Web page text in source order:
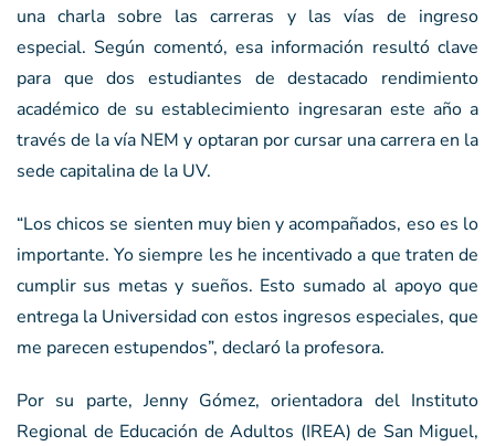
una charla sobre las carreras y las vías de ingreso
especial. Según comentó, esa información resultó clave
para que dos estudiantes de destacado rendimiento
académico de su establecimiento ingresaran este año a
través de la vía NEM y optaran por cursar una carrera en la
sede capitalina de la UV.
“Los chicos se sienten muy bien y acompañados, eso es lo
importante. Yo siempre les he incentivado a que traten de
cumplir sus metas y sueños. Esto sumado al apoyo que
entrega la Universidad con estos ingresos especiales, que
me parecen estupendos”, declaró la profesora.
Por su parte, Jenny Gómez, orientadora del Instituto
Regional de Educación de Adultos (IREA) de San Miguel,